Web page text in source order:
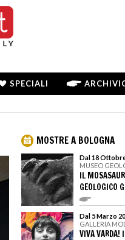
SPECIALI
MOSTRE A BOLOGNA
Dal 18
MUSEO
IL
GEOLOGICO
Dal 5 Marzo
GALLERIA
VIVA VARDA!